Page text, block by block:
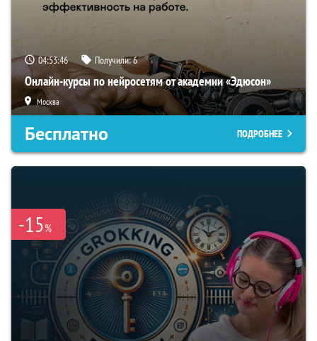
04:53:45 Получили:6
Онлайн-курсы по нейросетям от академии «Эдюсон»
Москва
Бесплатно ПОДРОБНЕЕ
-15%